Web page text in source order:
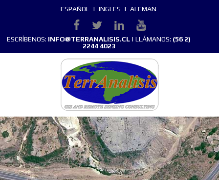
ESPAÑOL | INGLES | ALEMAN
ESCRÍBENOS: INFO@TERRANALISIS.CL | LLÁMANOS: (56 2)
2244 4023